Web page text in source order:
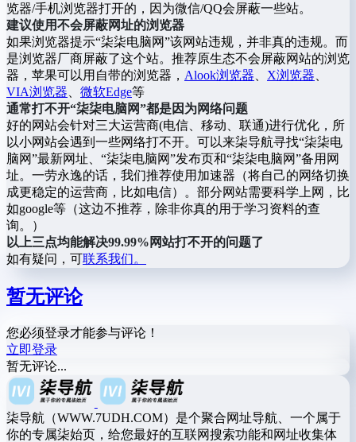
览器/手机浏览器打开的，因为微信/QQ会屏蔽一些站。
建议使用不会屏蔽网址的浏览器
如果浏览器提示“柒柒电脑网”该网站违规，并非真的违规。而
是浏览器厂商屏蔽了这个站。推荐原生态不会屏蔽网站的浏览
器，苹果可以用自带的浏览器， Alook浏览器 X浏览器
VIA浏览器
微软Edge等
通常打不开“柒柒电脑网”都是因为网络问题
好的网站会针对三大运营商(电信、移动、联通)进行优化，所
以小网站会遇到一些网络打不开。可以来柒导航寻找“柒柒电
脑网”最新网址、“柒柒电脑网”发布页和“柒柒电脑网”备用网
址。一劳永逸的话，我们推荐使用加速器（将自己的网络切换
成更稳定的运营商，比如电信）。部分网站需要科学上网，比
如google等（这边不推荐，除非你真的用于学习资料的查
询。）
以上三点均能解决99.99%网站打不开的问题了
如有疑问，可联系我们。
暂无评论
您必须登录才能参与评论！
立即登录
暂无评论...
柒导航（WWW.7UDH.COM）是个聚合网址导航、一个属于
你的专属柒始页，给您最好的互联网搜索功能和网址收集体